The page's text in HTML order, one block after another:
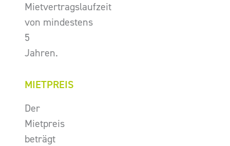
Mietvertragslaufzeit
von mindestens
5
Jahren.
MIETPREIS
Der
Mietpreis
beträgt